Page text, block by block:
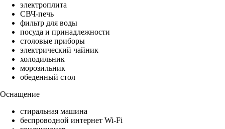
электроплита
СВЧ-печь
фильтр для воды
посуда и принадлежности
столовые приборы
электрический чайник
холодильник
морозильник
обеденный стол
Оснащение
стиральная машина
беспроводной интернет Wi-Fi